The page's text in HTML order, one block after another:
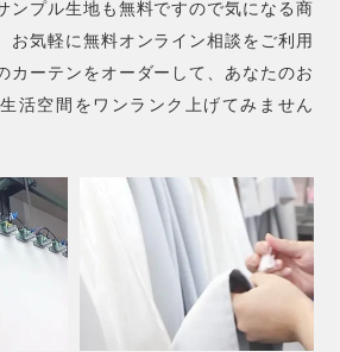
ンプル生地も無料ですので気になる商
お気軽に無料オンライン相談をご利用
カーテンをオーダーして、あなたのお
活空間をワンランク上げてみません